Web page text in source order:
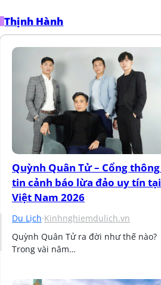
Thịnh Hành
Quỳnh Quân Tử – Cổng thông
tin cảnh báo lừa đảo uy tín tại
Việt Nam 2026
Du Lịch·Kinhnghiemdulich.vn
Quỳnh Quân Tử ra đời như thế nào?
Trong vài năm…